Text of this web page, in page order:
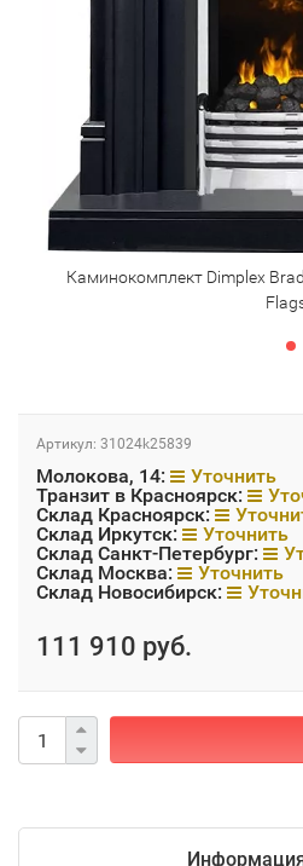
Каминокомплект Dimplex
Артикул: 31024k25839
Молокова, 14:
Уточнить
Транзит в Красноярск:
Склад Красноярск:
Склад Иркутск:
Уточнить
Склад Санкт-Петербург:
Склад Москва:
Уточнить
Склад Новосибирск:
111 910 руб.